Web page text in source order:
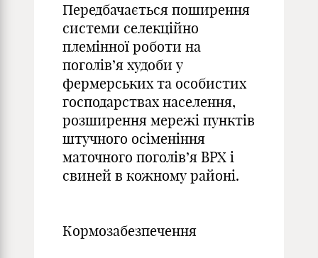
Передбачається поширення
системи селекційно
племінної роботи на
поголів’я худоби у
фермерських та особистих
господарствах населення,
розширення мережі пунктів
штучного осіменіння
маточного поголів’я ВРХ і
свиней в кожному районі.
Кормозабезпечення